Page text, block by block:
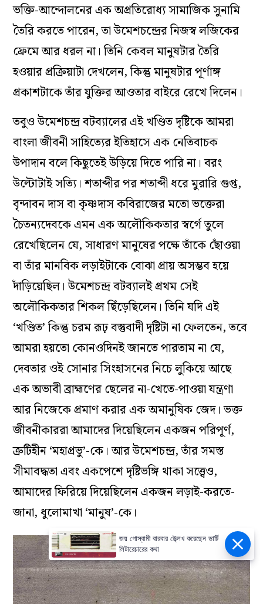
তাঁকে পুরোপুরি ধরতে পারেননি। উমেশচন্দ্র কেবল তাঁর
যুক্তি আর বিশ্লেষণের আতশকাচ দিয়ে মানুষটির বাহ্যিক
রূপটিকে দেখতে চেয়েছিলেন। তিনি সেই বীজের ফাটা
খোলসটাকেই চরম সত্য বলে মেনে নিলেন, কিন্তু
মহীরুহের অসীম ছায়াটাকে তিনি অস্বীকার করলেন।
তিনি চৈতন্যদেবের জীবনের প্রথমার্ধের মানবিক দুর্বলতা
এবং জাগতিক টানাপোড়েনগুলোকে এত নিখুঁতভাবে
বিশ্লেষণ করলেন যে, সেই মানুষটি যে পরবর্তীকালে
ভক্তি-আন্দোলনের এক অপ্রতিরোধ্য সামাজিক সুনামি
তৈরি করতে পারেন, তা উমেশচন্দ্রের নিজস্ব লজিকের
ফ্রেমে আর ধরল না। তিনি কেবল মানুষটার তৈরি
হওয়ার প্রক্রিয়াটা দেখলেন, কিন্তু মানুষটার পূর্ণাঙ্গ
প্রকাশটাকে তাঁর যুক্তির আওতার বাইরে রেখে দিলেন।
তবুও উমেশচন্দ্র বটব্যালের এই খণ্ডিত দৃষ্টিকে আমরা
বাংলা জীবনী সাহিত্যের ইতিহাসে এক নেতিবাচক
উপাদান বলে কিছুতেই উড়িয়ে দিতে পারি না। বরং
উল্টোটাই সত্যি। শতাব্দীর পর শতাব্দী ধরে মুরারি গুপ্ত,
বৃন্দাবন দাস বা কৃষ্ণদাস কবিরাজের মতো ভক্তেরা
চৈতন্যদেবকে এমন এক অলৌকিকতার স্বর্গে তুলে
রেখেছিলেন যে, সাধারণ মানুষের পক্ষে তাঁকে ছোঁওয়া
বা তাঁর মানবিক লড়াইটাকে বোঝা প্রায় অসম্ভব হয়ে
দাঁড়িয়েছিল। উমেশচন্দ্র বটব্যালই প্রথম সেই
অলৌকিকতার শিকল ছিঁড়েছিলেন। তিনি যদি এই
‘খণ্ডিত’ কিন্তু চরম রূঢ় বস্তুবাদী দৃষ্টিটা না ফেলতেন, তবে
আমরা হয়তো কোনওদিনই জানতে পারতাম না যে,
দেবতার ওই সোনার সিংহাসনের নিচে লুকিয়ে আছে
এক অভাবী ব্রাহ্মণের ছেলের না-খেতে-পাওয়া যন্ত্রণা
আর নিজেকে প্রমাণ করার এক অমানুষিক জেদ। ভক্ত
জীবনীকাররা আমাদের দিয়েছিলেন একজন পরিপূর্ণ,
জয় গোস্বামী বারবার উ্ল্লেখ করেছেন ডার্টি
লিটারেচারের কথা